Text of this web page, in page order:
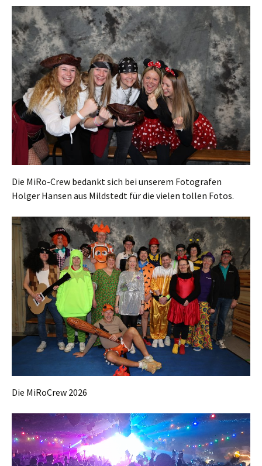
Die MiRo-Crew bedankt sich bei unserem Fotografen
Holger Hansen aus Mildstedt für die vielen tollen Fotos.
Die MiRoCrew 2026